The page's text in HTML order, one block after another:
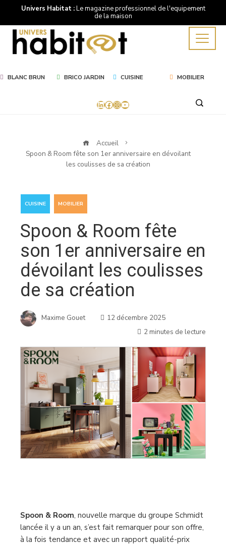
Univers Habitat :Le magazine professionnel de l'equipement
de la maison
BLANC BRUN BRICO JARDIN CUISINE MOBILIER
LinkedIn
Facebook
Instagram
YouTube
Accueil
Spoon & Room fête son 1er anniversaire en dévoilant
les coulisses de sa création
CUISINE MOBILIER
Spoon & Room fête
son 1er anniversaire en
dévoilant les coulisses
de sa création
Maxime Gouet
12 décembre 2025
2 minutes de lecture
Spoon & Room, nouvelle marque du groupe Schmidt
lancée il y a un an, s’est fait remarquer pour son offre,
à la fois tendance et avec un rapport qualité-prix